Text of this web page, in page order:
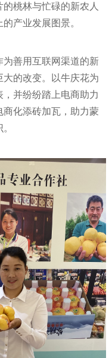
桃林与忙碌的新农人
产业发展图景。
善用互联网渠道的新
的改变。以牛庆花为
并纷纷踏上电商助力
化添砖加瓦，助力蒙